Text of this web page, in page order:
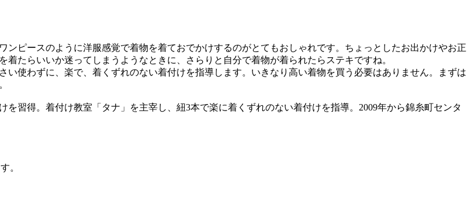
ピースのように洋服感覚で着物を着ておでかけするのがとてもおしゃれです。ちょっとしたお出かけやお正
たらいいか迷ってしまうようなときに、さらりと自分で着物が着られたらステキですね。
使わずに、楽で、着くずれのない着付けを指導します。いきなり高い着物を買う必要はありません。まずは
を習得。着付け教室「タナ」を主宰し、紐3本で楽に着くずれのない着付けを指導。2009年から錦糸町センタ
。